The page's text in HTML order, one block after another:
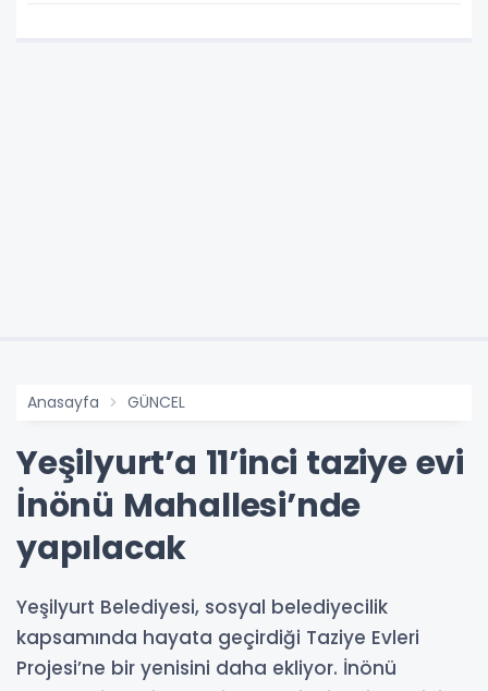
Anasayfa GÜNCEL
Yeşilyurt’a 11’inci taziye evi
İnönü Mahallesi’nde
yapılacak
Yeşilyurt Belediyesi, sosyal belediyecilik
kapsamında hayata geçirdiği Taziye Evleri
Projesi’ne bir yenisini daha ekliyor. İnönü